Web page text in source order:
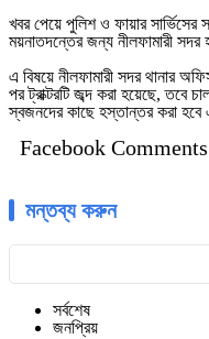
খবর পেয়ে পুলিশ ও ফায়ার
ময়নাতদন্তের জন্য নীলফামারী সদর
এ বিষয়ে নীলফামারী সদর থানার
পর ট্রাক্টরটি জব্দ করা হয়েছে, তবে
স্বজনদের কাছে হস্তান্তর করা
Facebook
মন্তব্য করুন
সর্বশেষ
জনপ্রিয়